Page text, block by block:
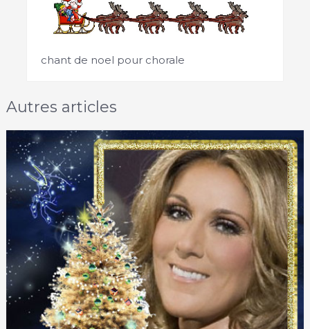
chant de noel pour chorale
Autres articles